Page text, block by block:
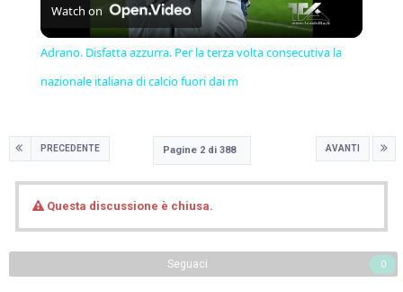
Video
Watch on
Adrano. Disfatta azzurra. Per la terza volta consecutiva la
nazionale italiana di calcio fuori dai m
PRECEDENTE AVANTI
Pagine 2 di 388
Questa discussione è chiusa.
Seguaci 0